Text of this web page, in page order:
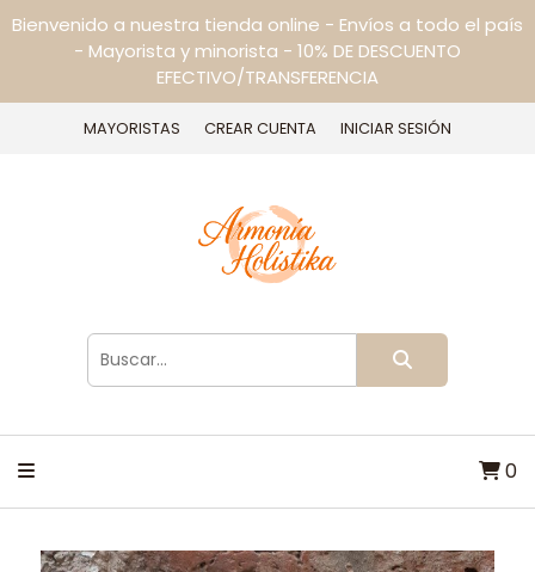
Bienvenido a nuestra tienda online - Envíos a todo el país
- Mayorista y minorista - 10% DE DESCUENTO
EFECTIVO/TRANSFERENCIA
MAYORISTAS CREAR CUENTA INICIAR SESIÓN
0